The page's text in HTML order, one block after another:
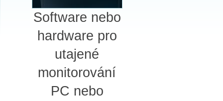
Software nebo
hardware pro
utajené
monitorování
PC nebo